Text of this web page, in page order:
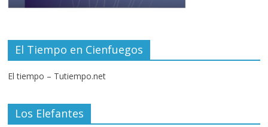
El Tiempo en Cienfuegos
El tiempo – Tutiempo.net
Los Elefantes